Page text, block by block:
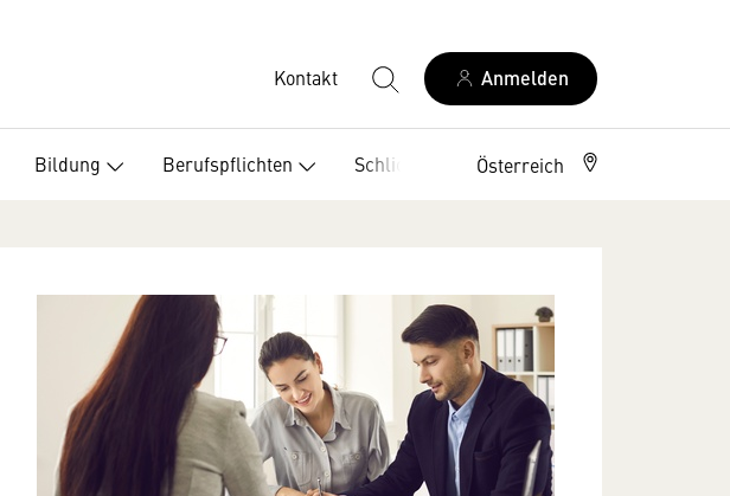
Kontakt Anmelden
Bildung Berufspflichten SchlichtungsstellenÖsterreich